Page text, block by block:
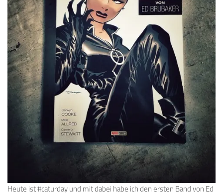
Heute ist #caturday und mit dabei habe ich den ersten Band von Ed